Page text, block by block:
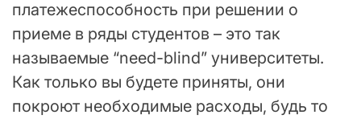
платежеспособность при решении о
приеме в ряды студентов – это так
называемые “need-blind” университеты.
Как только вы будете приняты, они
покроют необходимые расходы, будь то